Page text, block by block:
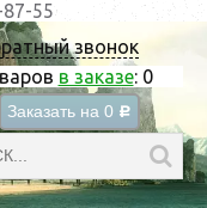
звонок
в заказе: 0
Заказать на 0 c
55